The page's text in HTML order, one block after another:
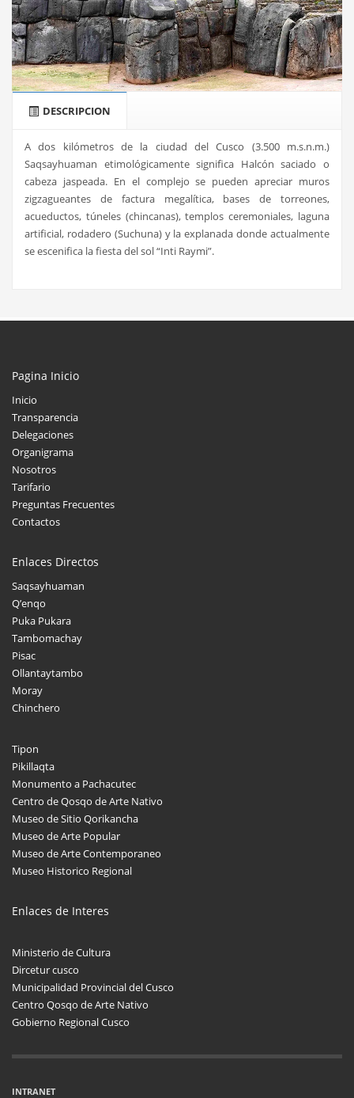
DESCRIPCION
A dos kilómetros de la ciudad del Cusco (3.500 m.s.n.m.)
Saqsayhuaman etimológicamente significa Halcón saciado o
cabeza jaspeada. En el complejo se pueden apreciar muros
zigzagueantes de factura megalítica, bases de torreones,
acueductos, túneles (chincanas), templos ceremoniales, laguna
artificial, rodadero (Suchuna) y la explanada donde actualmente
se escenifica la fiesta del sol “Inti Raymi”.
Pagina Inicio
Inicio
Transparencia
Delegaciones
Organigrama
Nosotros
Tarifario
Preguntas Frecuentes
Contactos
Enlaces Directos
Saqsayhuaman
Q’enqo
Puka Pukara
Tambomachay
Pisac
Ollantaytambo
Moray
Chinchero
Tipon
Pikillaqta
Monumento a Pachacutec
Centro de Qosqo de Arte Nativo
Museo de Sitio Qorikancha
Museo de Arte Popular
Museo de Arte Contemporaneo
Museo Historico Regional
Enlaces de Interes
Ministerio de Cultura
Dircetur cusco
Municipalidad Provincial del Cusco
Centro Qosqo de Arte Nativo
Gobierno Regional Cusco
INTRANET